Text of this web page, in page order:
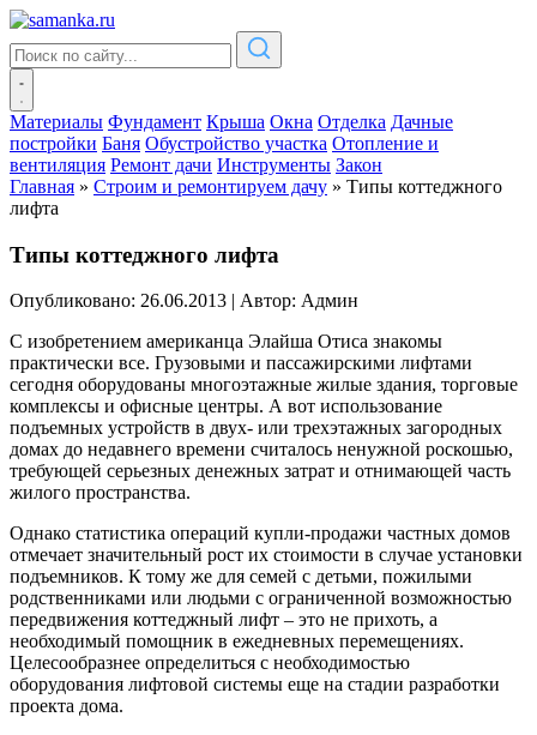
Материалы Фундамент Крыша Окна Отделка Дачные
постройки Баня Обустройство участка Отопление и
вентиляция Ремонт дачи Инструменты Закон
Главная » Строим и ремонтируем дачу » Типы коттеджного
лифта
Типы коттеджного лифта
Опубликовано: 26.06.2013 | Автор: Админ
С изобретением американца Элайша Отиса знакомы
практически все. Грузовыми и пассажирскими лифтами
сегодня оборудованы многоэтажные жилые здания, торговые
комплексы и офисные центры. А вот использование
подъемных устройств в двух- или трехэтажных загородных
домах до недавнего времени считалось ненужной роскошью,
требующей серьезных денежных затрат и отнимающей часть
жилого пространства.
Однако статистика операций купли-продажи частных домов
отмечает значительный рост их стоимости в случае установки
подъемников. К тому же для семей с детьми, пожилыми
родственниками или людьми с ограниченной возможностью
передвижения коттеджный лифт – это не прихоть, а
необходимый помощник в ежедневных перемещениях.
Целесообразнее определиться с необходимостью
оборудования лифтовой системы еще на стадии разработки
проекта дома.